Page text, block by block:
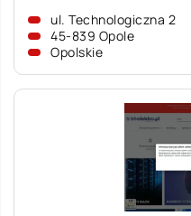
ul. Technologiczna 2
45-839 Opole
Opolskie